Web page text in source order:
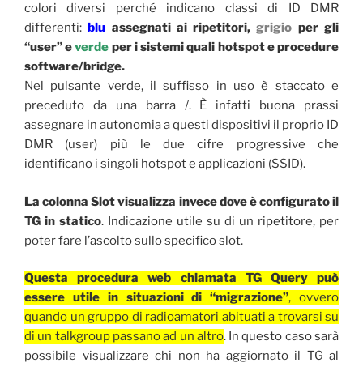
colori diversi perché indicano classi di ID DMR
differenti: blu assegnati ai ripetitori,grigio per gli
“user” everde per i sistemi quali hotspot e procedure
software/bridge.
Nel pulsante verde, il suffisso in uso è staccato e
preceduto da una barra /. È infatti buona prassi
assegnare in autonomia a questi dispositivi il proprio ID
DMR (user) più le due cifre progressive che
identificano i singoli hotspot e applicazioni (SSID).
La colonna Slot visualizza invece dove è configurato il
TG in statico. Indicazione utile su di un ripetitore, per
poter fare l’ascolto sullo specifico slot.
Questa procedura web chiamata TG Query può
essere utile in situazioni di “migrazione”, ovvero
quando un gruppo di radioamatori abituati a trovarsi su
di un talkgroup passano ad un altro. In questo caso sarà
possibile visualizzare chi non ha aggiornato il TG al